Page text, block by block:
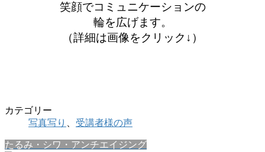
笑顔でコミュニケーションの
輪を広げます。
（詳細は画像をクリック↓）
カテゴリー
写真写り 、 受講者様の声
たるみ・シワ・アンチエイジング